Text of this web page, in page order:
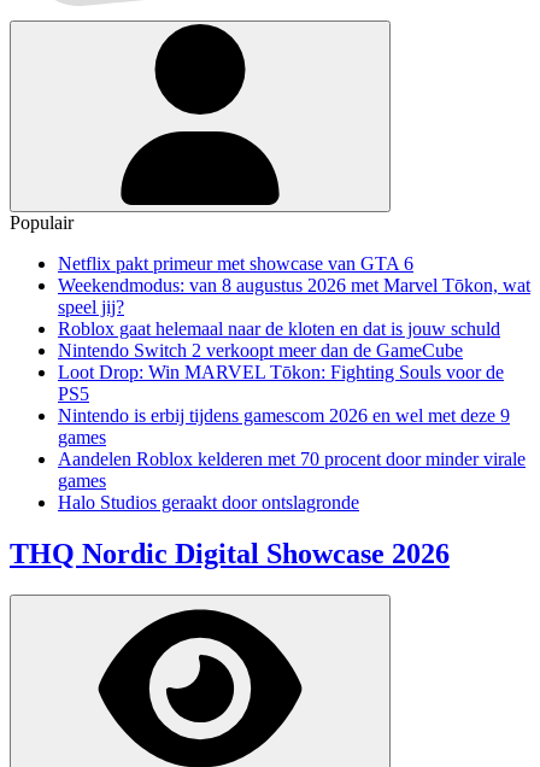
Populair
Netflix pakt primeur met showcase van GTA 6
Weekendmodus: van 8 augustus 2026 met Marvel Tōkon, wat
speel jij?
Roblox gaat helemaal naar de kloten en dat is jouw schuld
Nintendo Switch 2 verkoopt meer dan de GameCube
Loot Drop: Win MARVEL Tōkon: Fighting Souls voor de
PS5
Nintendo is erbij tijdens gamescom 2026 en wel met deze 9
games
Aandelen Roblox kelderen met 70 procent door minder virale
games
Halo Studios geraakt door ontslagronde
THQ Nordic Digital Showcase 2026